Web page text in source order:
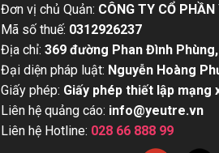
Đơn vị chủ Quản: CÔNG TY CỔ PHẦN
Mã số thuế: 0312926237
Địa chỉ: 369 đường Phan Đình
Đại diện pháp luật: Nguyễn Hoàng
Giấy phép: Giấy phép thiết lập mạng
Liên hệ quảng cáo: info@yeutre.vn
Liên hệ Hotline: 028 66 888 99